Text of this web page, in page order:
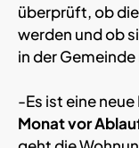
überprüft, ob
werden und ob
in der
-Es ist eine
Monat vor